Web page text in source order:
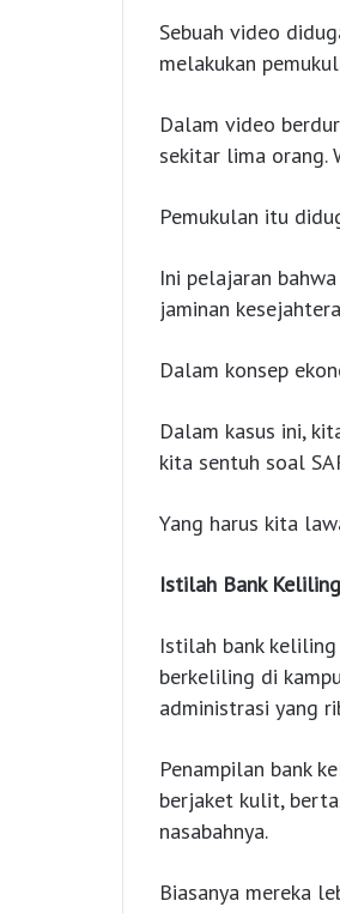
Sebuah video
melakukan
Dalam video
sekitar lima orang.
Pemukulan itu
Ini pelajaran
jaminan
Dalam konsep
Dalam kasus ini,
kita sentuh soal
Yang harus kita
Istilah Bank Keliling
Istilah bank
berkeliling di
administrasi yang
Penampilan bank
berjaket kulit,
nasabahnya.
Biasanya mereka